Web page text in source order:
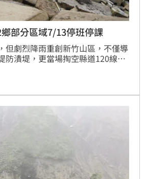
部分區域7/13停班停課
但劇烈降雨重創新竹山區，不僅導
防潰堤，更當場掏空縣道120線的
分區域明（13）日停班停課。